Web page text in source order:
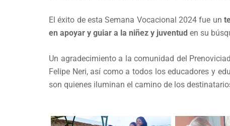
El éxito de esta Semana Vocacional 2024 fue un
en apoyar y guiar a la niñez y juventud en su
Un agradecimiento a la comunidad del
Felipe Neri, así como a todos los educadores y
son quienes iluminan el camino de los